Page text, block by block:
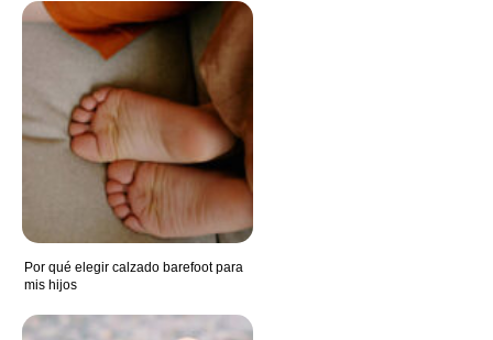
Por qué elegir calzado barefoot para
mis hijos